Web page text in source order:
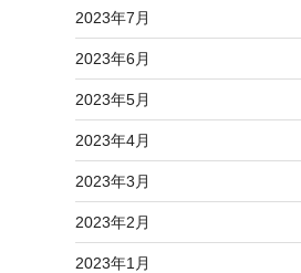
2023年7月
2023年6月
2023年5月
2023年4月
2023年3月
2023年2月
2023年1月